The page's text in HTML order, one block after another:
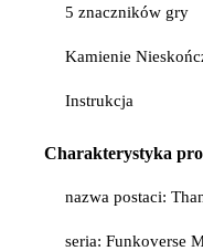
5 znaczników gry
Kamienie
Instrukcja
Charakterystyka
nazwa postaci:
seria: Funkoverse